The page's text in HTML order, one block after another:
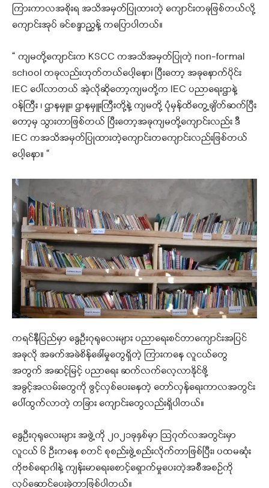
ကြားကာလအစိုးရ အသိအမှတ်ပြုထားတဲ့ ကျောင်းတခုဖြစ်တယ်လို့
ကျောင်းအုပ် ခင်စန္ဒာညွှန့် ကပြောပါတယ်။
“ ကျမတို့ကျောင်းက KSCC ကအသိအမှတ်ပြုတဲ့ non-formal
school တခုလည်းဟုတ်တယ်ပေါ့နော၊ ပြီးတော့ အခုနောက်ပိုင်း
IEC ပေါ်လာတယ် အဲ့လိုဆိုတော့ကျမတို့က IEC ပညာရေးဌာနဲ့
ဝန်ကြီး ၊ ဌာနမှူး၊ ဌာနမှူးကြီးတို့နဲ့ ကျမတို့ ပုံမှန်ထိတွေ့ချိတ်ဆက်ပြီး
တော့မှ သွားတာဖြစ်တယ် ပြီးတော့အခုကျမတို့ကျောင်းလည်း ဒီ
IEC ကအသိအမှတ်ပြုထားတဲ့ကျောင်းတကျောင်းလည်းဖြစ်တယ်
ပေါ့နော။ “
ကရင်နီပြည်မှာ နွေဦးဂုရုလေးများ ပညာရေးစင်တာကျောင်းအပြင်
အခုလို အခက်အခဲစိန်ခေါ်မှုတွေရှိတဲ့ ကြားကနေ လူငယ်တွေ
အတွက် အဆင့်မြင့် ပညာရေး ဆက်လက်လေ့လာနိုင်ဖို့
အခွင့်အလမ်းတွေကို ဖွင့်လှစ်ပေးနေတဲ့ တော်လှန်ရေးကာလအတွင်း
ပေါ်ထွက်လာတဲ့ တခြား ကျောင်းတွေလည်းရှိပါတယ်။
နွေဦးဂုရုလေးများ အဖွဲ့ကို ၂၀၂၁ခုနှစ်မှာ ဩဂုတ်လအတွင်းမှာ
လူငယ် ၆ ဦးကနေ စတင် စုစည်းဖွဲ့စည်းလိုက်တာဖြစ်ပြီး၊ ပထမဆုံး
ကိုဗစ်ရောဂါနဲ့ ကျန်းမာရေးစောင့်ရှောက်မှုပေးတဲ့အစီအစဉ်ကို
လုပ်ဆောင်ပေးခဲ့တာဖြစ်ပါတယ်။